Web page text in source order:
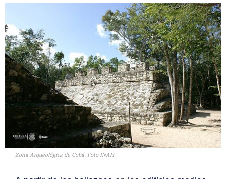
Zona Arqueológica de Cobá. Foto INAH